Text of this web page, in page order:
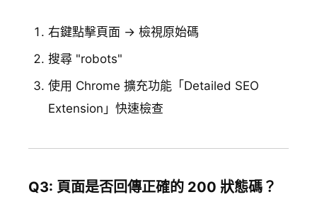
右鍵點擊頁面 → 檢視原始碼
搜尋 "robots"
使用 Chrome 擴充功能「Detailed SEO
Extension」快速檢查
Q3: 頁面是否回傳正確的 200 狀態碼？